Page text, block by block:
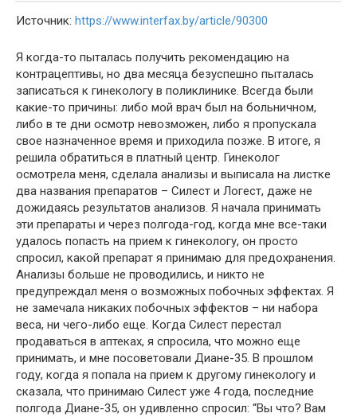
Источник: https://www.interfax.by/article/90300
Я когда-то пыталась получить рекомендацию на
контрацептивы, но два месяца безуспешно пыталась
записаться к гинекологу в поликлинике. Всегда были
какие-то причины: либо мой врач был на больничном,
либо в те дни осмотр невозможен, либо я пропускала
свое назначенное время и приходила позже. В итоге, я
решила обратиться в платный центр. Гинеколог
осмотрела меня, сделала анализы и выписала на листке
два названия препаратов – Силест и Логест, даже не
дожидаясь результатов анализов. Я начала принимать
эти препараты и через полгода-год, когда мне все-таки
удалось попасть на прием к гинекологу, он просто
спросил, какой препарат я принимаю для предохранения.
Анализы больше не проводились, и никто не
предупреждал меня о возможных побочных эффектах. Я
не замечала никаких побочных эффектов – ни набора
веса, ни чего-либо еще. Когда Силест перестал
продаваться в аптеках, я спросила, что можно еще
принимать, и мне посоветовали Диане-35. В прошлом
году, когда я попала на прием к другому гинекологу и
сказала, что принимаю Силест уже 4 года, последние
полгода Диане-35, он удивленно спросил: “Вы что? Вам